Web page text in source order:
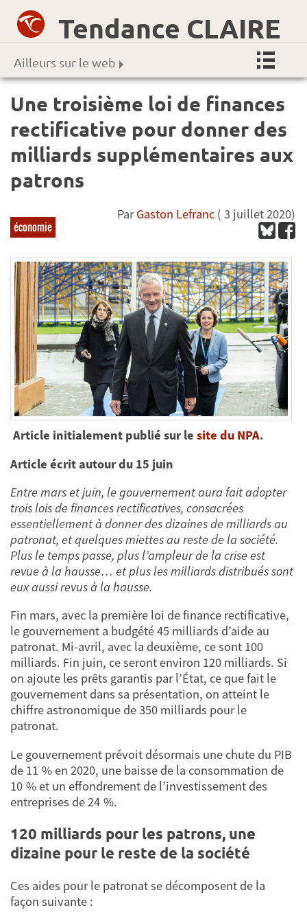
Tendance CLAIRE
Ailleurs sur le web
Une troisième loi de finances
rectificative pour donner des
milliards supplémentaires aux
patrons
économie
ParGaston Lefranc ( 3 juillet 2020)
Article initialement publié sur le site du NPA.
Article écrit autour du 15 juin
Entre mars et juin, le gouvernement aura fait adopter
trois lois de finances rectificatives, consacrées
essentiellement à donner des dizaines de milliards au
patronat, et quelques miettes au reste de la société.
Plus le temps passe, plus l’ampleur de la crise est
revue à la hausse… et plus les milliards distribués sont
eux aussi revus à la hausse.
Fin mars, avec la première loi de finance rectificative,
le gouvernement a budgété 45 milliards d’aide au
patronat. Mi-avril, avec la deuxième, ce sont 100
milliards. Fin juin, ce seront environ 120 milliards. Si
on ajoute les prêts garantis par l’État, ce que fait le
gouvernement dans sa présentation, on atteint le
chiffre astronomique de 350 milliards pour le
patronat.
Le gouvernement prévoit désormais une chute du PIB
de 11 % en 2020, une baisse de la consommation de
10 % et un effondrement de l’investissement des
entreprises de 24 %.
120 milliards pour les patrons, une
dizaine pour le reste de la société
Ces aides pour le patronat se décomposent de la
façon suivante :